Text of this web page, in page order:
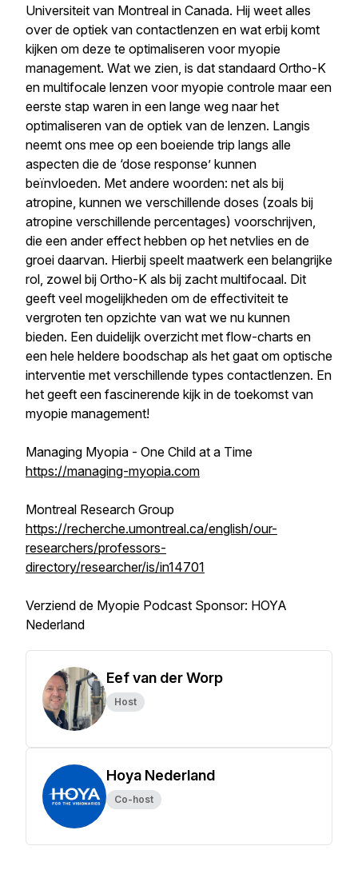
Universiteit van Montreal in Canada. Hij weet alles
over de optiek van contactlenzen en wat erbij komt
kijken om deze te optimaliseren voor myopie
management. Wat we zien, is dat standaard Ortho-K
en multifocale lenzen voor myopie controle maar een
eerste stap waren in een lange weg naar het
optimaliseren van de optiek van de lenzen. Langis
neemt ons mee op een boeiende trip langs alle
aspecten die de ‘dose response’ kunnen
beïnvloeden. Met andere woorden: net als bij
atropine, kunnen we verschillende doses (zoals bij
atropine verschillende percentages) voorschrijven,
die een ander effect hebben op het netvlies en de
groei daarvan. Hierbij speelt maatwerk een belangrijke
rol, zowel bij Ortho-K als bij zacht multifocaal. Dit
geeft veel mogelijkheden om de effectiviteit te
vergroten ten opzichte van wat we nu kunnen
bieden. Een duidelijk overzicht met flow-charts en
een hele heldere boodschap als het gaat om optische
interventie met verschillende types contactlenzen. En
het geeft een fascinerende kijk in de toekomst van
myopie management!
Managing Myopia - One Child at a Time
https://managing-myopia.com
Montreal Research Group
https://recherche.umontreal.ca/english/our-
researchers/professors-
directory/researcher/is/in14701
Verziend de Myopie Podcast Sponsor: HOYA
Nederland
Eef van der Worp
Host
Hoya Nederland
Co-host